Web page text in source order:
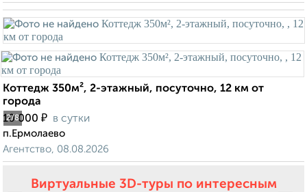
2/8
Коттедж 350м², 2-этажный, посуточно, 12 км от
города
10 000 ₽ в сутки
п.Ермолаево
Агентство, 08.08.2026
Виртуальные 3D-туры по интересным